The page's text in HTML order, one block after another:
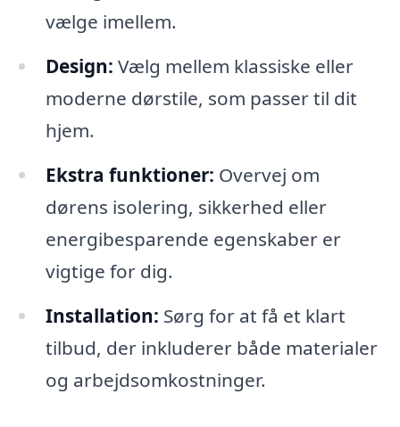
vælge imellem.
Design: Vælg mellem klassiske eller
moderne dørstile, som passer til dit
hjem.
Ekstra funktioner: Overvej om
dørens isolering, sikkerhed eller
energibesparende egenskaber er
vigtige for dig.
Installation: Sørg for at få et klart
tilbud, der inkluderer både materialer
og arbejdsomkostninger.